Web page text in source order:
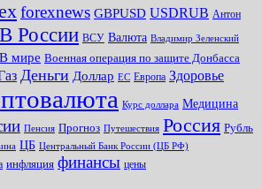
forexnews GBPUSD USDRUB Антон
В России ВСУ Валюта Владимир Зеленский
В мире Военная операция по защите Донбасса
Деньги Доллар ЕС Европа Здоровье
Курс доллара Медицина
Пенсия Прогноз Путешествия Россия Рубль
ЦБ Центральный Банк России (ЦБ РФ)
инфляция финансы цены